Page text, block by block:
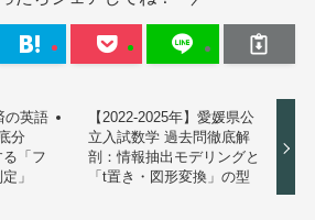
の英語
分
「フ
」
【2022-2025年】愛媛県公
立入試数学 過去問徹底解
剖：情報抽出モデリングと
「t置き・図形変換」の型